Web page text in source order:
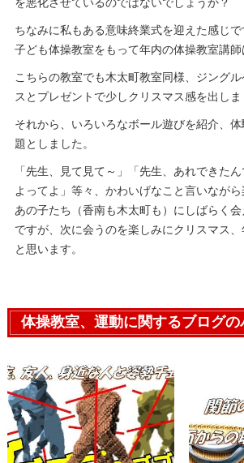
ちなみに私もある意味終業式を迎えた感じ
子ども体操教室をもって年内の体操教室講師
こちらの教室でも木太町教室同様、ジング
スとプレゼントで少しクリスマス感を出しま
それから、いろいろなボール遊びを紹介、
題としました。
「先生、見て見て～」「先生、あれできた
よってよ」等々、かわいげなこと言いなが
あの子たち（香南も木太町も）にしばらく
ですが、次に会うのを楽しみにクリスマス
と思います。
体操教室、運動に関するブログ